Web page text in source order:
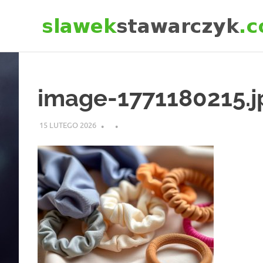
image-
15 LUTEGO 2026